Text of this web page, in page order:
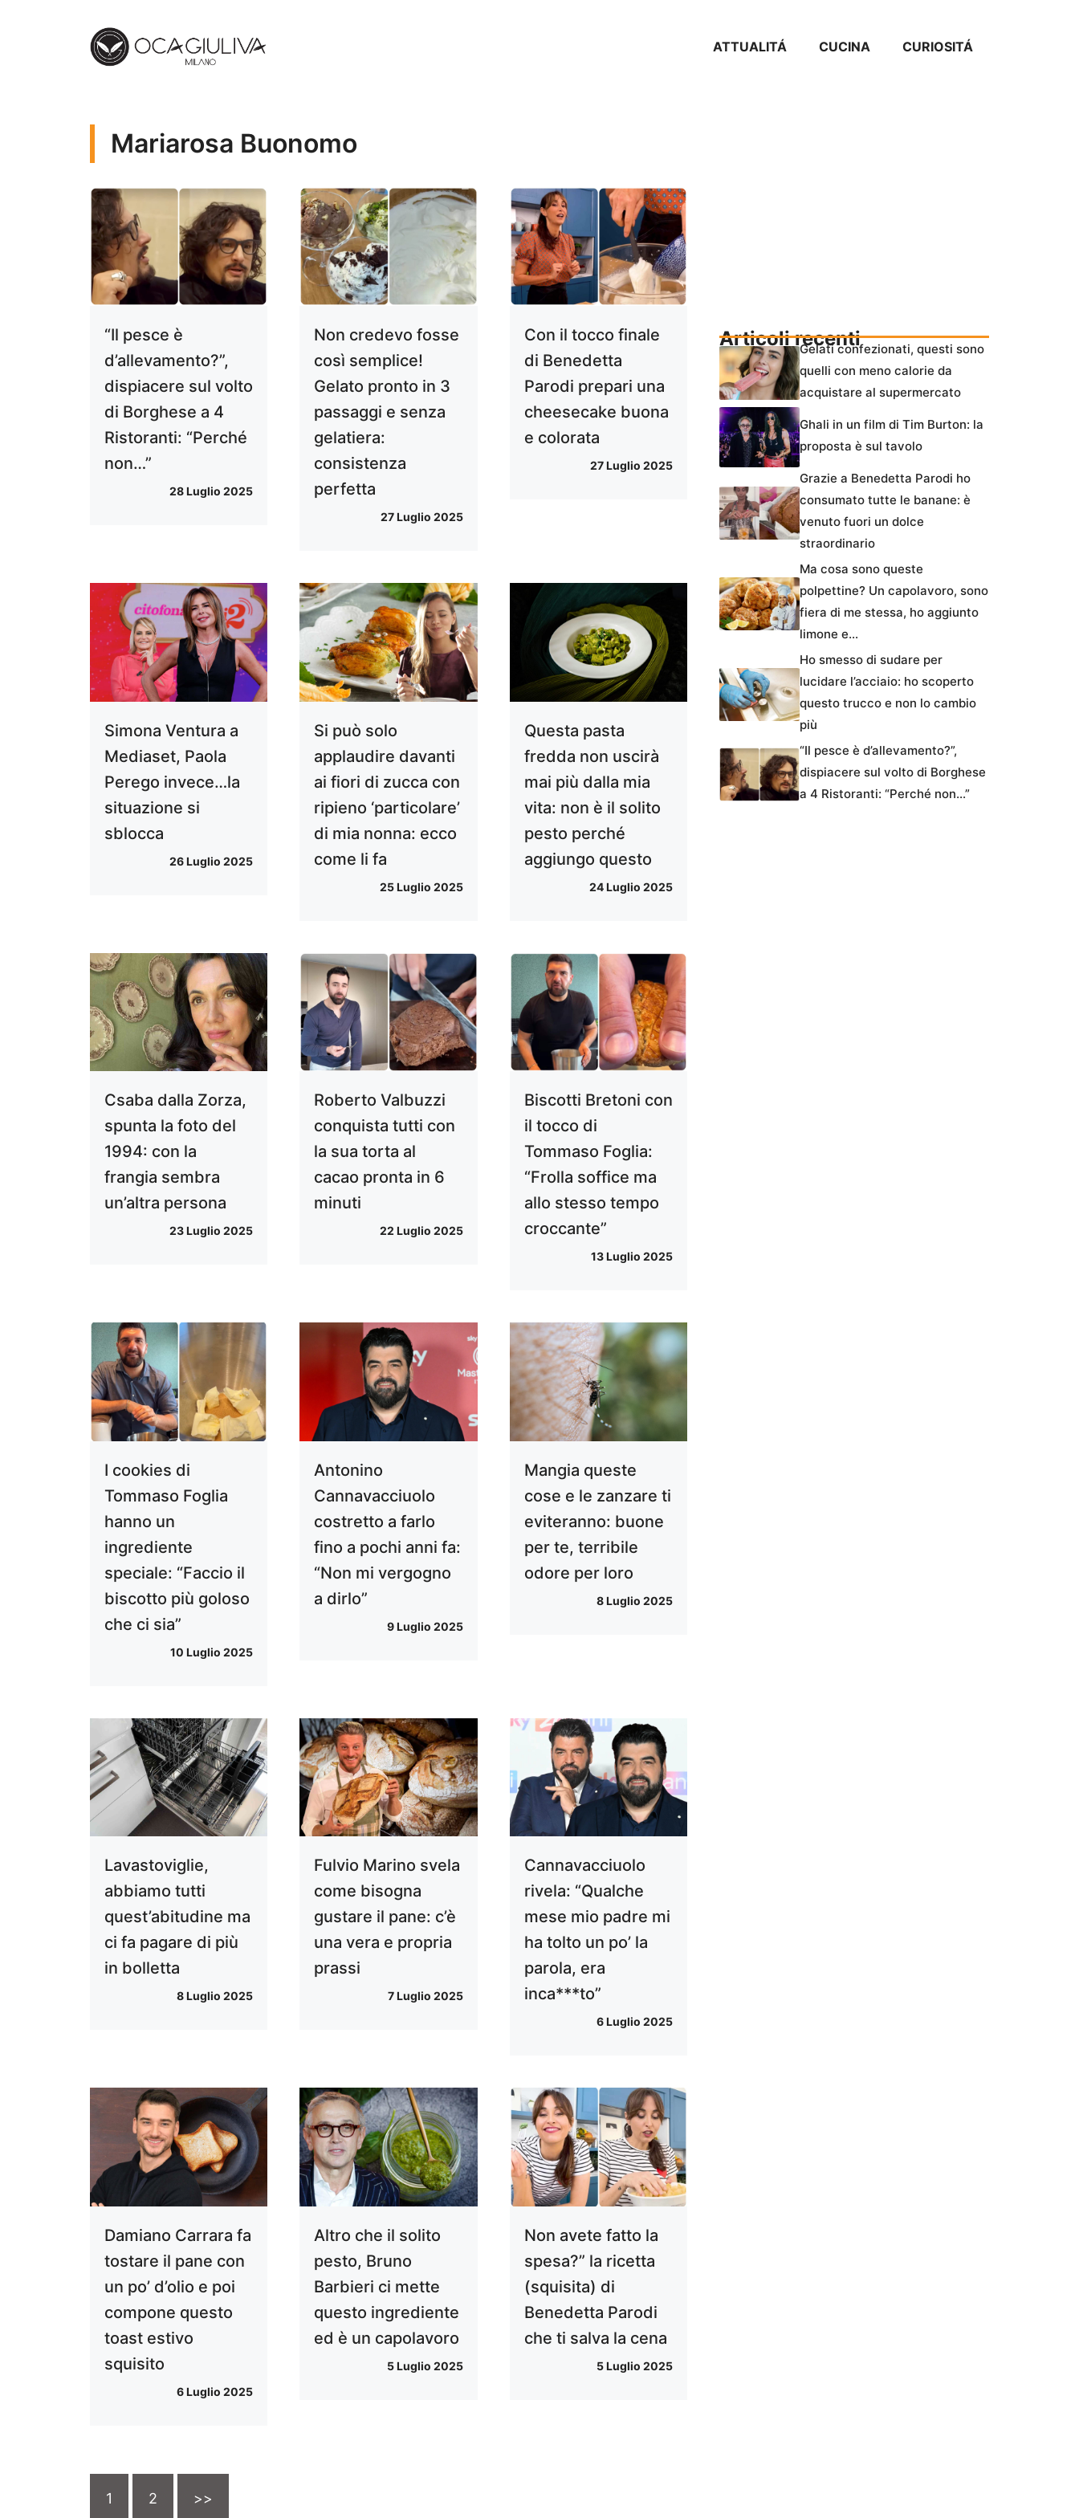
ATTUALITÁ CUCINA CURIOSITÁ
Mariarosa Buonomo
“Il pesce è
d’allevamento?”,
dispiacere sul volto
di Borghese a 4
Ristoranti: “Perché
non…”
28 Luglio 2025
Non credevo fosse
così semplice!
Gelato pronto in 3
passaggi e senza
gelatiera:
consistenza
perfetta
27 Luglio 2025
Con il tocco finale
di Benedetta
Parodi prepari una
cheesecake buona
e colorata
27 Luglio 2025
Simona Ventura a
Mediaset, Paola
Perego invece…la
situazione si
sblocca
26 Luglio 2025
Si può solo
applaudire davanti
ai fiori di zucca con
ripieno ‘particolare’
di mia nonna: ecco
come li fa
25 Luglio 2025
Questa pasta
fredda non uscirà
mai più dalla mia
vita: non è il solito
pesto perché
aggiungo questo
24 Luglio 2025
Csaba dalla Zorza,
spunta la foto del
1994: con la
frangia sembra
un’altra persona
23 Luglio 2025
Roberto Valbuzzi
conquista tutti con
la sua torta al
cacao pronta in 6
minuti
22 Luglio 2025
Biscotti Bretoni con
il tocco di
Tommaso Foglia:
“Frolla soffice ma
allo stesso tempo
croccante”
13 Luglio 2025
I cookies di
Tommaso Foglia
hanno un
ingrediente
speciale: “Faccio il
biscotto più goloso
che ci sia”
10 Luglio 2025
Antonino
Cannavacciuolo
costretto a farlo
fino a pochi anni fa:
“Non mi vergogno
a dirlo”
9 Luglio 2025
Mangia queste
cose e le zanzare ti
eviteranno: buone
per te, terribile
odore per loro
8 Luglio 2025
Lavastoviglie,
abbiamo tutti
quest’abitudine ma
ci fa pagare di più
in bolletta
8 Luglio 2025
Fulvio Marino svela
come bisogna
gustare il pane: c’è
una vera e propria
prassi
7 Luglio 2025
Cannavacciuolo
rivela: “Qualche
mese mio padre mi
ha tolto un po’ la
parola, era
inca***to”
6 Luglio 2025
Damiano Carrara fa
tostare il pane con
un po’ d’olio e poi
compone questo
toast estivo
squisito
6 Luglio 2025
Altro che il solito
pesto, Bruno
Barbieri ci mette
questo ingrediente
ed è un capolavoro
5 Luglio 2025
Non avete fatto la
spesa?” la ricetta
(squisita) di
Benedetta Parodi
che ti salva la cena
5 Luglio 2025
1 2 >>
Articoli recentiGelati confezionati, questi sono
quelli con meno calorie da
acquistare al supermercato
Ghali in un film di Tim Burton: la
proposta è sul tavolo
Grazie a Benedetta Parodi ho
consumato tutte le banane: è
venuto fuori un dolce
straordinario
Ma cosa sono queste
polpettine? Un capolavoro, sono
fiera di me stessa, ho aggiunto
limone e…
Ho smesso di sudare per
lucidare l’acciaio: ho scoperto
questo trucco e non lo cambio
più
“Il pesce è d’allevamento?”,
dispiacere sul volto di Borghese
a 4 Ristoranti: “Perché non…”